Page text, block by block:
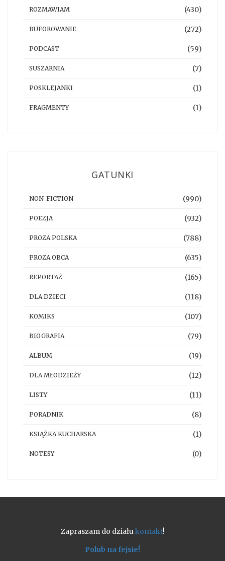
ROZMAWIAM (430)
BUFOROWANIE (272)
PODCAST (59)
SUSZARNIA (7)
POSKLEJANKI (1)
FRAGMENTY (1)
GATUNKI
NON-FICTION (990)
POEZJA (932)
PROZA POLSKA (788)
PROZA OBCA (635)
REPORTAŻ (165)
DLA DZIECI (118)
KOMIKS (107)
BIOGRAFIA (79)
ALBUM (19)
DLA MŁODZIEŻY (12)
LISTY (11)
PORADNIK (8)
KSIĄŻKA KUCHARSKA (1)
NOTESY (0)
Zapraszam do działukontakt!
Polub na fejsie!